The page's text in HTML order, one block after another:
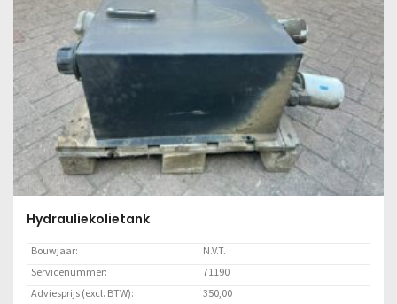
Hydrauliekolietank
Bouwjaar:
N.V.T.
Servicenummer:
71190
Adviesprijs (excl. BTW):
350,00